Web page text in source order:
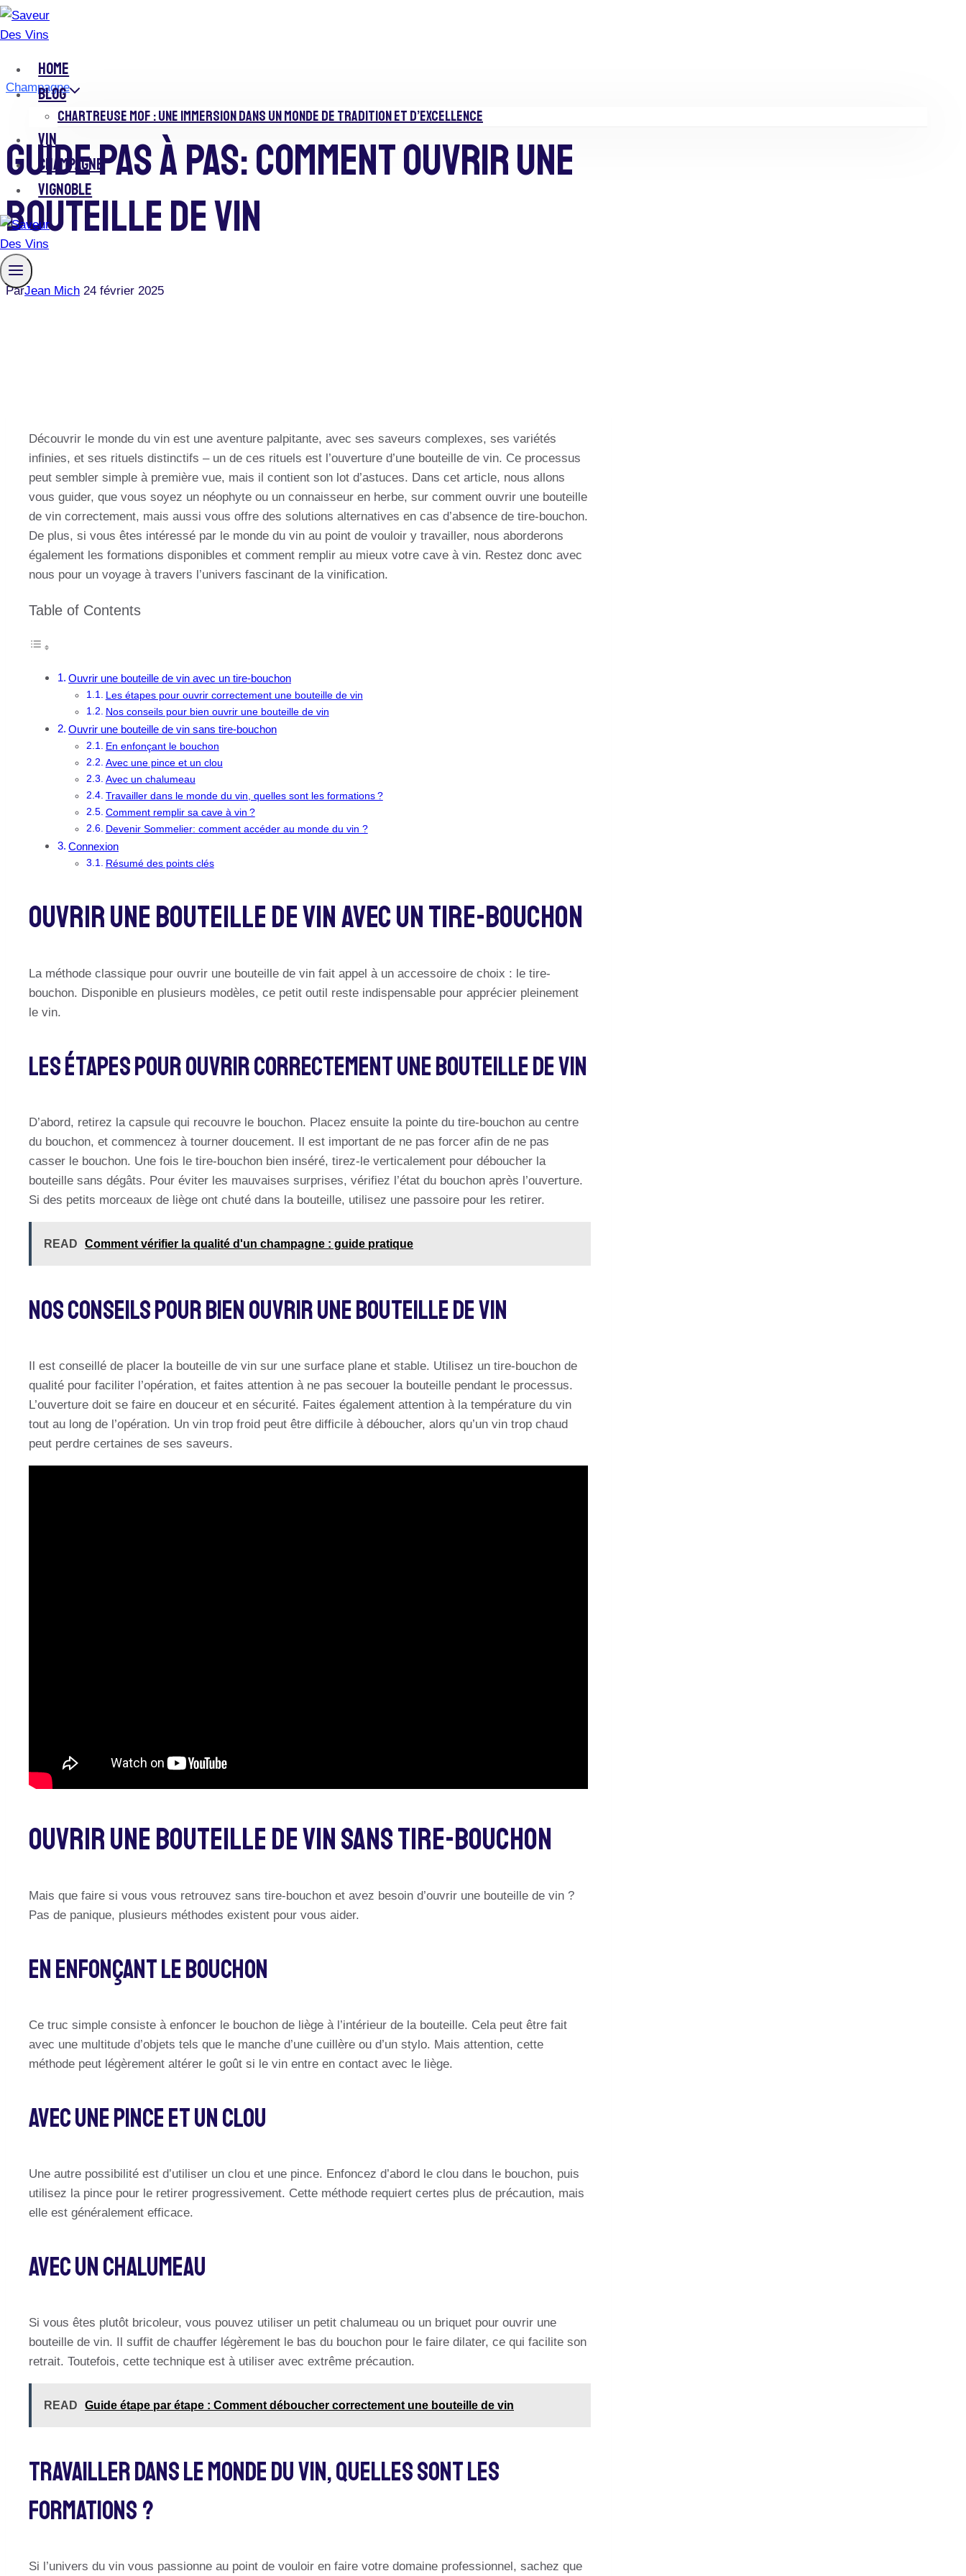
Skip
to
HOME
BLOG
CHARTREUSE MOF : UNE IMMERSION DANS UN MONDE DE TRADITION ET D’EXCELLENCE
VIN
CHAMPAGNE
VIGNOBLE
Champagne
Guide Pas À Pas: Comment Ouvrir Une
Bouteille De Vin
ParJean Mich 24 février 2025
Découvrir le monde du vin est une aventure palpitante, avec ses saveurs complexes, ses variétés
infinies, et ses rituels distinctifs – un de ces rituels est l’ouverture d’une bouteille de vin. Ce processus
peut sembler simple à première vue, mais il contient son lot d’astuces. Dans cet article, nous allons
vous guider, que vous soyez un néophyte ou un connaisseur en herbe, sur comment ouvrir une bouteille
de vin correctement, mais aussi vous offre des solutions alternatives en cas d’absence de tire-bouchon.
De plus, si vous êtes intéressé par le monde du vin au point de vouloir y travailler, nous aborderons
également les formations disponibles et comment remplir au mieux votre cave à vin. Restez donc avec
nous pour un voyage à travers l’univers fascinant de la vinification.
Table of Contents
Ouvrir une bouteille de vin avec un tire-bouchon
Les étapes pour ouvrir correctement une bouteille de vin
Nos conseils pour bien ouvrir une bouteille de vin
Ouvrir une bouteille de vin sans tire-bouchon
En enfonçant le bouchon
Avec une pince et un clou
Avec un chalumeau
Travailler dans le monde du vin, quelles sont les formations ?
Comment remplir sa cave à vin ?
Devenir Sommelier: comment accéder au monde du vin ?
Connexion
Résumé des points clés
Ouvrir Une Bouteille De Vin Avec Un Tire-Bouchon
La méthode classique pour ouvrir une bouteille de vin fait appel à un accessoire de choix : le tire-
bouchon. Disponible en plusieurs modèles, ce petit outil reste indispensable pour apprécier pleinement
le vin.
Les Étapes Pour Ouvrir Correctement Une Bouteille De Vin
D’abord, retirez la capsule qui recouvre le bouchon. Placez ensuite la pointe du tire-bouchon au centre
du bouchon, et commencez à tourner doucement. Il est important de ne pas forcer afin de ne pas
casser le bouchon. Une fois le tire-bouchon bien inséré, tirez-le verticalement pour déboucher la
bouteille sans dégâts. Pour éviter les mauvaises surprises, vérifiez l’état du bouchon après l’ouverture.
Si des petits morceaux de liège ont chuté dans la bouteille, utilisez une passoire pour les retirer.
READ Comment vérifier la qualité d'un champagne : guide pratique
Nos Conseils Pour Bien Ouvrir Une Bouteille De Vin
Il est conseillé de placer la bouteille de vin sur une surface plane et stable. Utilisez un tire-bouchon de
qualité pour faciliter l’opération, et faites attention à ne pas secouer la bouteille pendant le processus.
L’ouverture doit se faire en douceur et en sécurité. Faites également attention à la température du vin
tout au long de l’opération. Un vin trop froid peut être difficile à déboucher, alors qu’un vin trop chaud
peut perdre certaines de ses saveurs.
Ouvrir Une Bouteille De Vin Sans Tire-Bouchon
Mais que faire si vous vous retrouvez sans tire-bouchon et avez besoin d’ouvrir une bouteille de vin ?
Pas de panique, plusieurs méthodes existent pour vous aider.
En Enfonçant Le Bouchon
Ce truc simple consiste à enfoncer le bouchon de liège à l’intérieur de la bouteille. Cela peut être fait
avec une multitude d’objets tels que le manche d’une cuillère ou d’un stylo. Mais attention, cette
méthode peut légèrement altérer le goût si le vin entre en contact avec le liège.
Avec Une Pince Et Un Clou
Une autre possibilité est d’utiliser un clou et une pince. Enfoncez d’abord le clou dans le bouchon, puis
utilisez la pince pour le retirer progressivement. Cette méthode requiert certes plus de précaution, mais
elle est généralement efficace.
Avec Un Chalumeau
Si vous êtes plutôt bricoleur, vous pouvez utiliser un petit chalumeau ou un briquet pour ouvrir une
bouteille de vin. Il suffit de chauffer légèrement le bas du bouchon pour le faire dilater, ce qui facilite son
retrait. Toutefois, cette technique est à utiliser avec extrême précaution.
READ Guide étape par étape : Comment déboucher correctement une bouteille de vin
Travailler Dans Le Monde Du Vin, Quelles Sont Les
Formations ?
Si l’univers du vin vous passionne au point de vouloir en faire votre domaine professionnel, sachez que